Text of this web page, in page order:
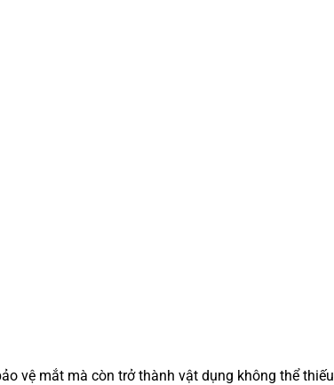
vệ mắt mà còn trở thành vật dụng không thể thiếu